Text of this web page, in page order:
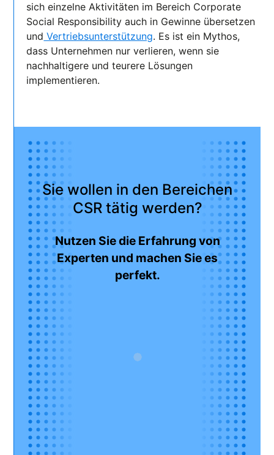
sich einzelne Aktivitäten im Bereich Corporate
Social Responsibility auch in Gewinne übersetzen
und Vertriebsunterstützung. Es ist ein Mythos,
dass Unternehmen nur verlieren, wenn sie
nachhaltigere und teurere Lösungen
implementieren.
Sie wollen in den Bereichen
CSR tätig werden?
Nutzen Sie die Erfahrung von
Experten und machen Sie es
perfekt.